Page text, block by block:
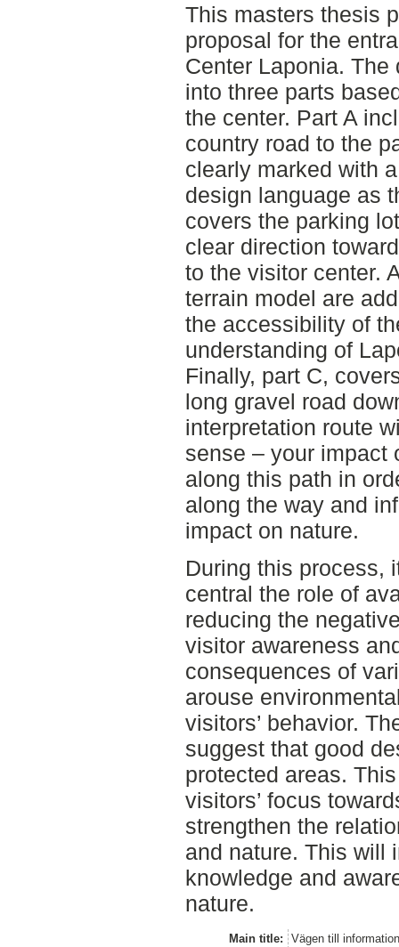
This masters thesis
proposal for the
Center Laponia.
into three parts
the center. Part A
country road to the
clearly marked with
design language as
covers the parking
clear direction
to the visitor center.
terrain model are
the accessibility of
understanding of
Finally, part C,
long gravel road
interpretation route
sense – your impact
along this path in
along the way and
impact on nature.
During this process,
central the role of
reducing the
visitor awareness
consequences of
arouse
visitors’ behavior.
suggest that good
protected areas.
visitors’ focus
strengthen the
and nature. This will
knowledge and
nature.
Main title:
Vägen till